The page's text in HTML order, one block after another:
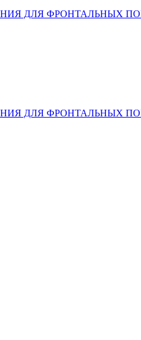
ДЛЯ ФРОНТАЛЬНЫХ
ДЛЯ ФРОНТАЛЬНЫХ